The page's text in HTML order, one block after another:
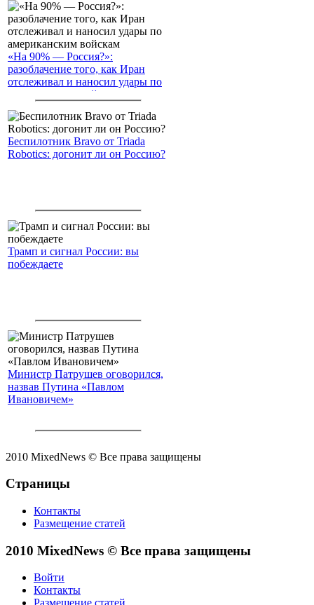
«На 90% — Россия?»:
разоблачение того, как Иран
отслеживал и наносил удары по
американским войскам
Беспилотник Bravo от Triada
Robotics: догонит ли он Россию?
Трамп и сигнал России: вы
побеждаете
Министр Патрушев оговорился,
назвав Путина «Павлом
Ивановичем»
2010 MixedNews © Все права защищены
Страницы
Контакты
Размещение статей
2010 MixedNews © Все права защищены
Войти
Контакты